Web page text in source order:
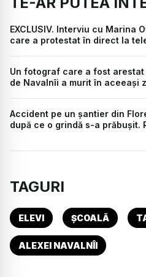
EXCLUSIV. Interviu cu Marina
care a protestat în direct la
Un fotograf care a fost
de Navalnîi a murit în aceeași
Accident pe un şantier din
după ce o grindă s-a prăbușit.
TAGURI
ELEVI ȘCOALĂ
ALEXEI NAVALNÎI